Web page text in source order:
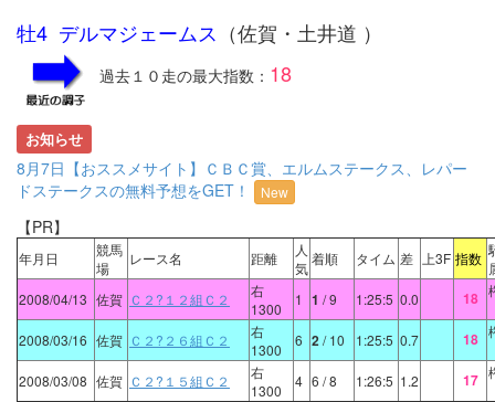
牡4 デルマジェームス （佐賀・土井道 ）
過去１０走の最大指数： 18
お知らせ
8月7日【おススメサイト】ＣＢＣ賞、エルムステークス、レパー
ドステークスの無料予想をGET！
New
【PR】
年月日
競馬
場
レース名 距離
人
気
着順 タイム 差 上3F 指数
2008/04/13 佐賀 Ｃ２?１２組Ｃ２
右
1300
1 1 / 9 1:25:5 0.0 18
2008/03/16 佐賀 Ｃ２?２６組Ｃ２
右
1300
6 2/ 10 1:25:5 0.7 18
2008/03/08 佐賀 Ｃ２?１５組Ｃ２
右
1300
4 6 / 8 1:26:5 1.2 17